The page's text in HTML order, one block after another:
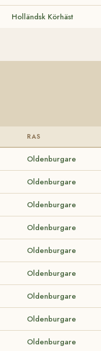
Holländsk Körhäst
RAS
Oldenburgare
Oldenburgare
Oldenburgare
Oldenburgare
Oldenburgare
Oldenburgare
Oldenburgare
Oldenburgare
Oldenburgare